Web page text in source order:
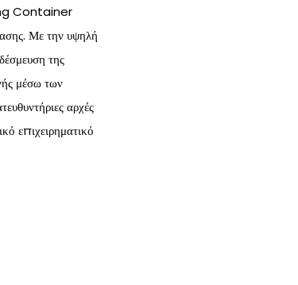
Container
Με την υψηλή
της
μέσω των
αρχές
επιχειρηματικό